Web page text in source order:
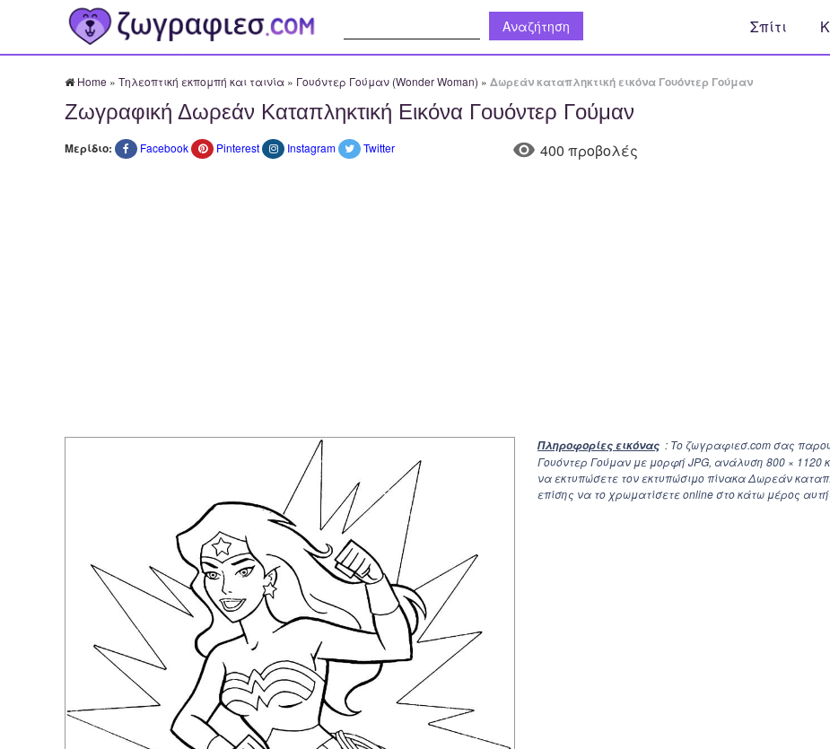
Σπίτι
Home » Τηλεοπτική εκπομπή και ταινία » Γουόντερ Γούμαν (Wonder Woman) » Δωρεάν καταπληκτική εικόνα Γουόντερ Γούμαν
Ζωγραφική Δωρεάν Καταπληκτική Εικόνα Γουόντερ Γούμαν
Μερίδιο: Facebook Pinterest Instagram Twitter 400 προβολές
Πληροφορίες εικόνας : Το ζωγραφιεσ.com σας
Γουόντερ Γούμαν με μορφή JPG, ανάλυση 800 × 1120
να εκτυπώσετε τον εκτυπώσιμο πίνακα Δωρεάν
επίσης να το χρωματίσετε online στο κάτω μέρος